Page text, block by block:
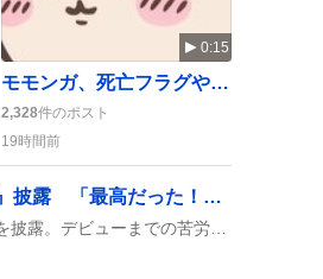
0:15
モモンガ、死亡フラグや変身が話題に “戻ってほしい”声が続く ファンの不安と期待
2,328件のポスト
19時間前
ONE OR EIGHT、バズリズム02で『直筆履歴書』披露 「最高だった！」とファン熱狂
ONE OR EIGHTがバズリズム02に登場し、直筆履歴書を披露。デビューまでの苦労やプライベートの裏話を語り、Daokoや青木陽菜と2曲のライブも楽しんだ模様。放送は深夜25:04からで、TVerでも見られた。